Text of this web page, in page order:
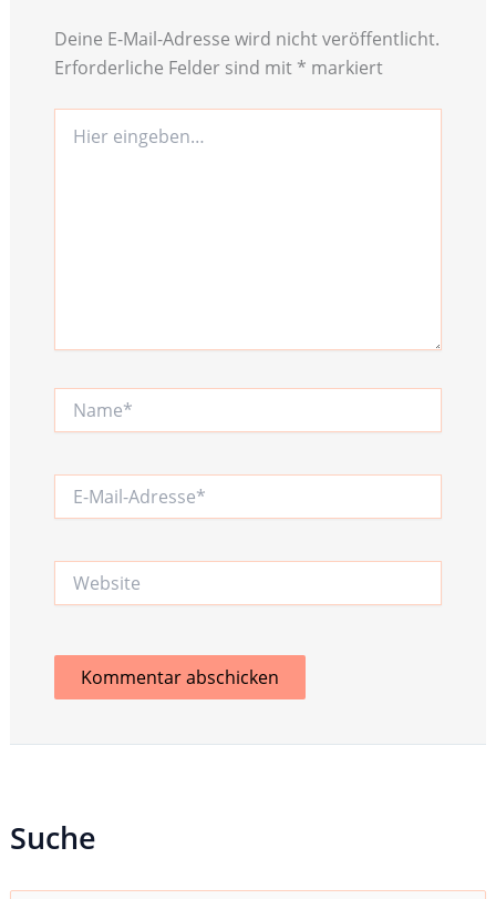
Deine E-Mail-Adresse wird nicht veröffentlicht.
Erforderliche Felder sind mit * markiert
eingeben…
Mail-
Website
Suche